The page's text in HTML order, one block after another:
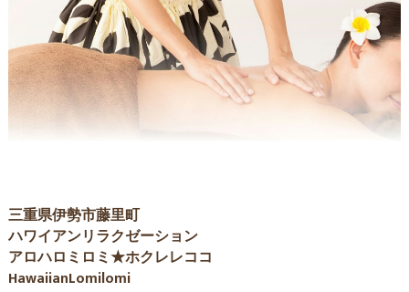
三重県伊勢市藤里町
ハワイアンリラクゼーション
アロハロミロミ★ホクレレココ
HawaiianLomilomi